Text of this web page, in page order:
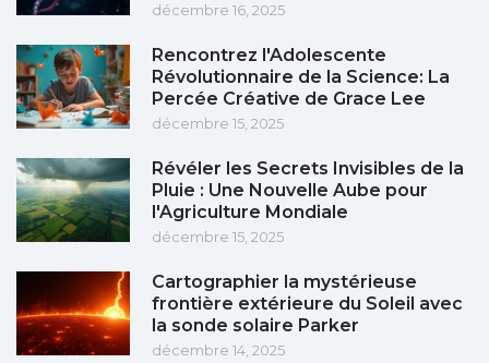
décembre 16, 2025
Rencontrez l'Adolescente
Révolutionnaire de la Science: La
Percée Créative de Grace Lee
décembre 15, 2025
Révéler les Secrets Invisibles de la
Pluie : Une Nouvelle Aube pour
l'Agriculture Mondiale
décembre 15, 2025
Cartographier la mystérieuse
frontière extérieure du Soleil avec
la sonde solaire Parker
décembre 14, 2025